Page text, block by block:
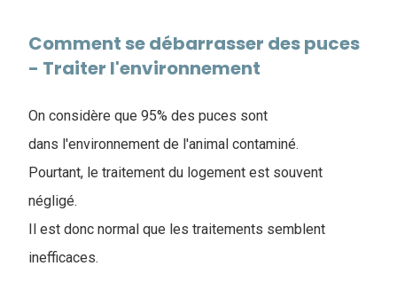
Comment se débarrasser des puces
- Traiter l'environnement
On considère que 95% des puces sont
dans l'environnement de l'animal contaminé.
Pourtant, le traitement du logement est souvent
négligé.
Il est donc normal que les traitements semblent
inefficaces.